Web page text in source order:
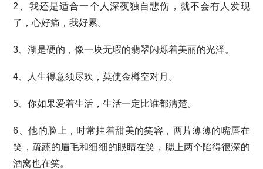
2、我还是适合一个人深夜独自悲伤，就不会有人发现
了，心好痛，我好累。
3、湖是硬的，像一块无瑕的翡翠闪烁着美丽的光泽。
4、人生得意须尽欢，莫使金樽空对月。
5、你如果爱着生活，生活一定比谁都清楚。
6、他的脸上，时常挂着甜美的笑容，两片薄薄的嘴唇在
笑，疏蔬的眉毛和细细的眼睛在笑，腮上两个陷得很深的
酒窝也在笑。